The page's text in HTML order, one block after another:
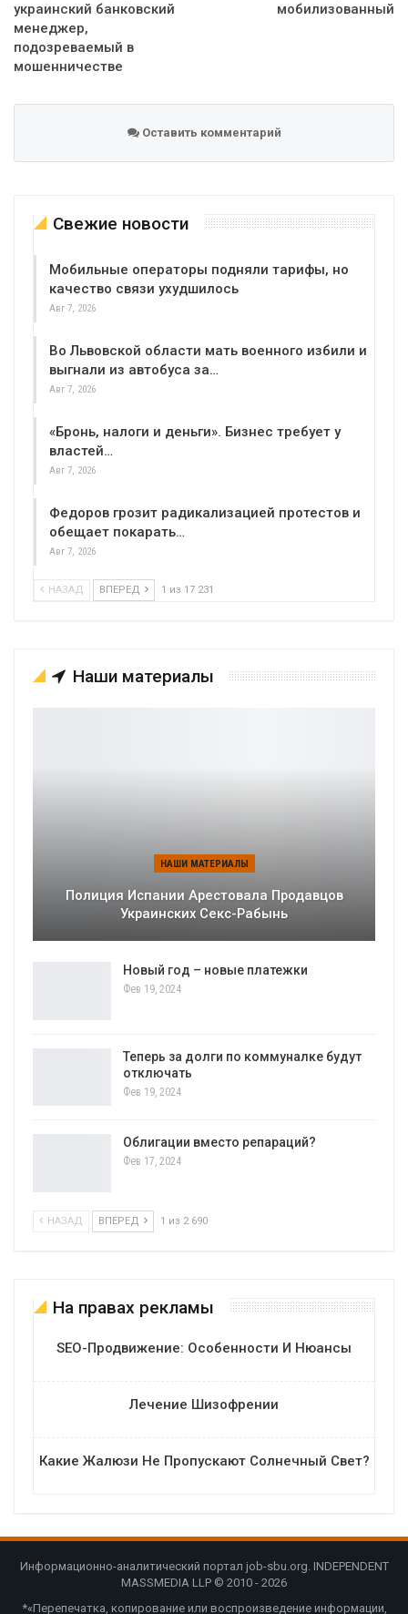
украинский банковский
менеджер,
подозреваемый в
мошенничестве
мобилизованный
Оставить комментарий
Свежие новости
Мобильные операторы подняли тарифы, но
качество связи ухудшилось
Авг 7, 2026
Во Львовской области мать военного избили и
выгнали из автобуса за…
Авг 7, 2026
«Бронь, налоги и деньги». Бизнес требует у
властей…
Авг 7, 2026
Федоров грозит радикализацией протестов и
обещает покарать…
Авг 7, 2026
НАЗАД ВПЕРЕД 1 из 17 231
Наши материалы
НАШИ МАТЕРИАЛЫ
Полиция Испании Арестовала Продавцов
Украинских Секс-Рабынь
Новый год – новые платежки
Фев 19, 2024
Теперь за долги по коммуналке будут
отключать
Фев 19, 2024
Облигации вместо репараций?
Фев 17, 2024
НАЗАД ВПЕРЕД 1 из 2 690
На правах рекламы
SEO-Продвижение: Особенности И Нюансы
Лечение Шизофрении
Какие Жалюзи Не Пропускают Солнечный Свет?
Информационно-аналитический портал job-sbu.org. INDEPENDENT
MASSMEDIA LLP © 2010 - 2026
*«Перепечатка, копирование или воспроизведение информации,